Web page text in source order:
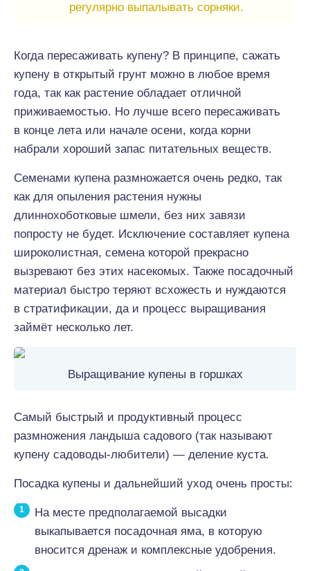
регулярно выпалывать сорняки.
Когда пересаживать купену? В принципе, сажать
купену в открытый грунт можно в любое время
года, так как растение обладает отличной
приживаемостью. Но лучше всего пересаживать
в конце лета или начале осени, когда корни
набрали хороший запас питательных веществ.
Семенами купена размножается очень редко, так
как для опыления растения нужны
длиннохоботковые шмели, без них завязи
попросту не будет. Исключение составляет купена
широколистная, семена которой прекрасно
вызревают без этих насекомых. Также посадочный
материал быстро теряют всхожесть и нуждаются
в стратификации, да и процесс выращивания
займёт несколько лет.
Выращивание купены в горшках
Самый быстрый и продуктивный процесс
размножения ландыша садового (так называют
купену садоводы-любители) — деление куста.
Посадка купены и дальнейший уход очень просты:
На месте предполагаемой высадки
выкапывается посадочная яма, в которую
вносится дренаж и комплексные удобрения.